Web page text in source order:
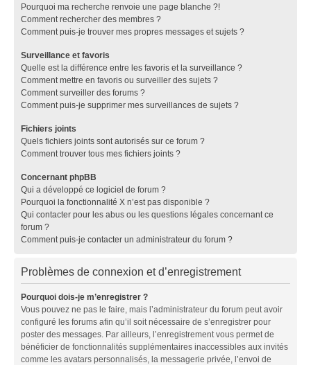
Pourquoi ma recherche renvoie une page blanche ?!
Comment rechercher des membres ?
Comment puis-je trouver mes propres messages et sujets ?
Surveillance et favoris
Quelle est la différence entre les favoris et la surveillance ?
Comment mettre en favoris ou surveiller des sujets ?
Comment surveiller des forums ?
Comment puis-je supprimer mes surveillances de sujets ?
Fichiers joints
Quels fichiers joints sont autorisés sur ce forum ?
Comment trouver tous mes fichiers joints ?
Concernant phpBB
Qui a développé ce logiciel de forum ?
Pourquoi la fonctionnalité X n’est pas disponible ?
Qui contacter pour les abus ou les questions légales concernant ce
forum ?
Comment puis-je contacter un administrateur du forum ?
Problèmes de connexion et d’enregistrement
Pourquoi dois-je m’enregistrer ?
Vous pouvez ne pas le faire, mais l’administrateur du forum peut avoir
configuré les forums afin qu’il soit nécessaire de s’enregistrer pour
poster des messages. Par ailleurs, l’enregistrement vous permet de
bénéficier de fonctionnalités supplémentaires inaccessibles aux invités
comme les avatars personnalisés, la messagerie privée, l’envoi de